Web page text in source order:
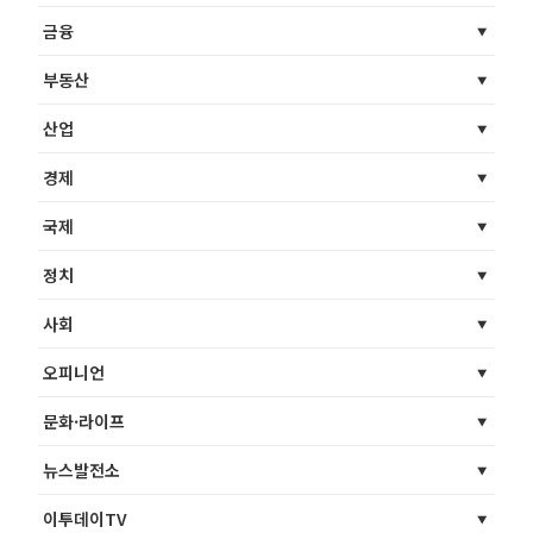
금융
부동산
산업
경제
국제
정치
사회
오피니언
문화·라이프
뉴스발전소
이투데이TV